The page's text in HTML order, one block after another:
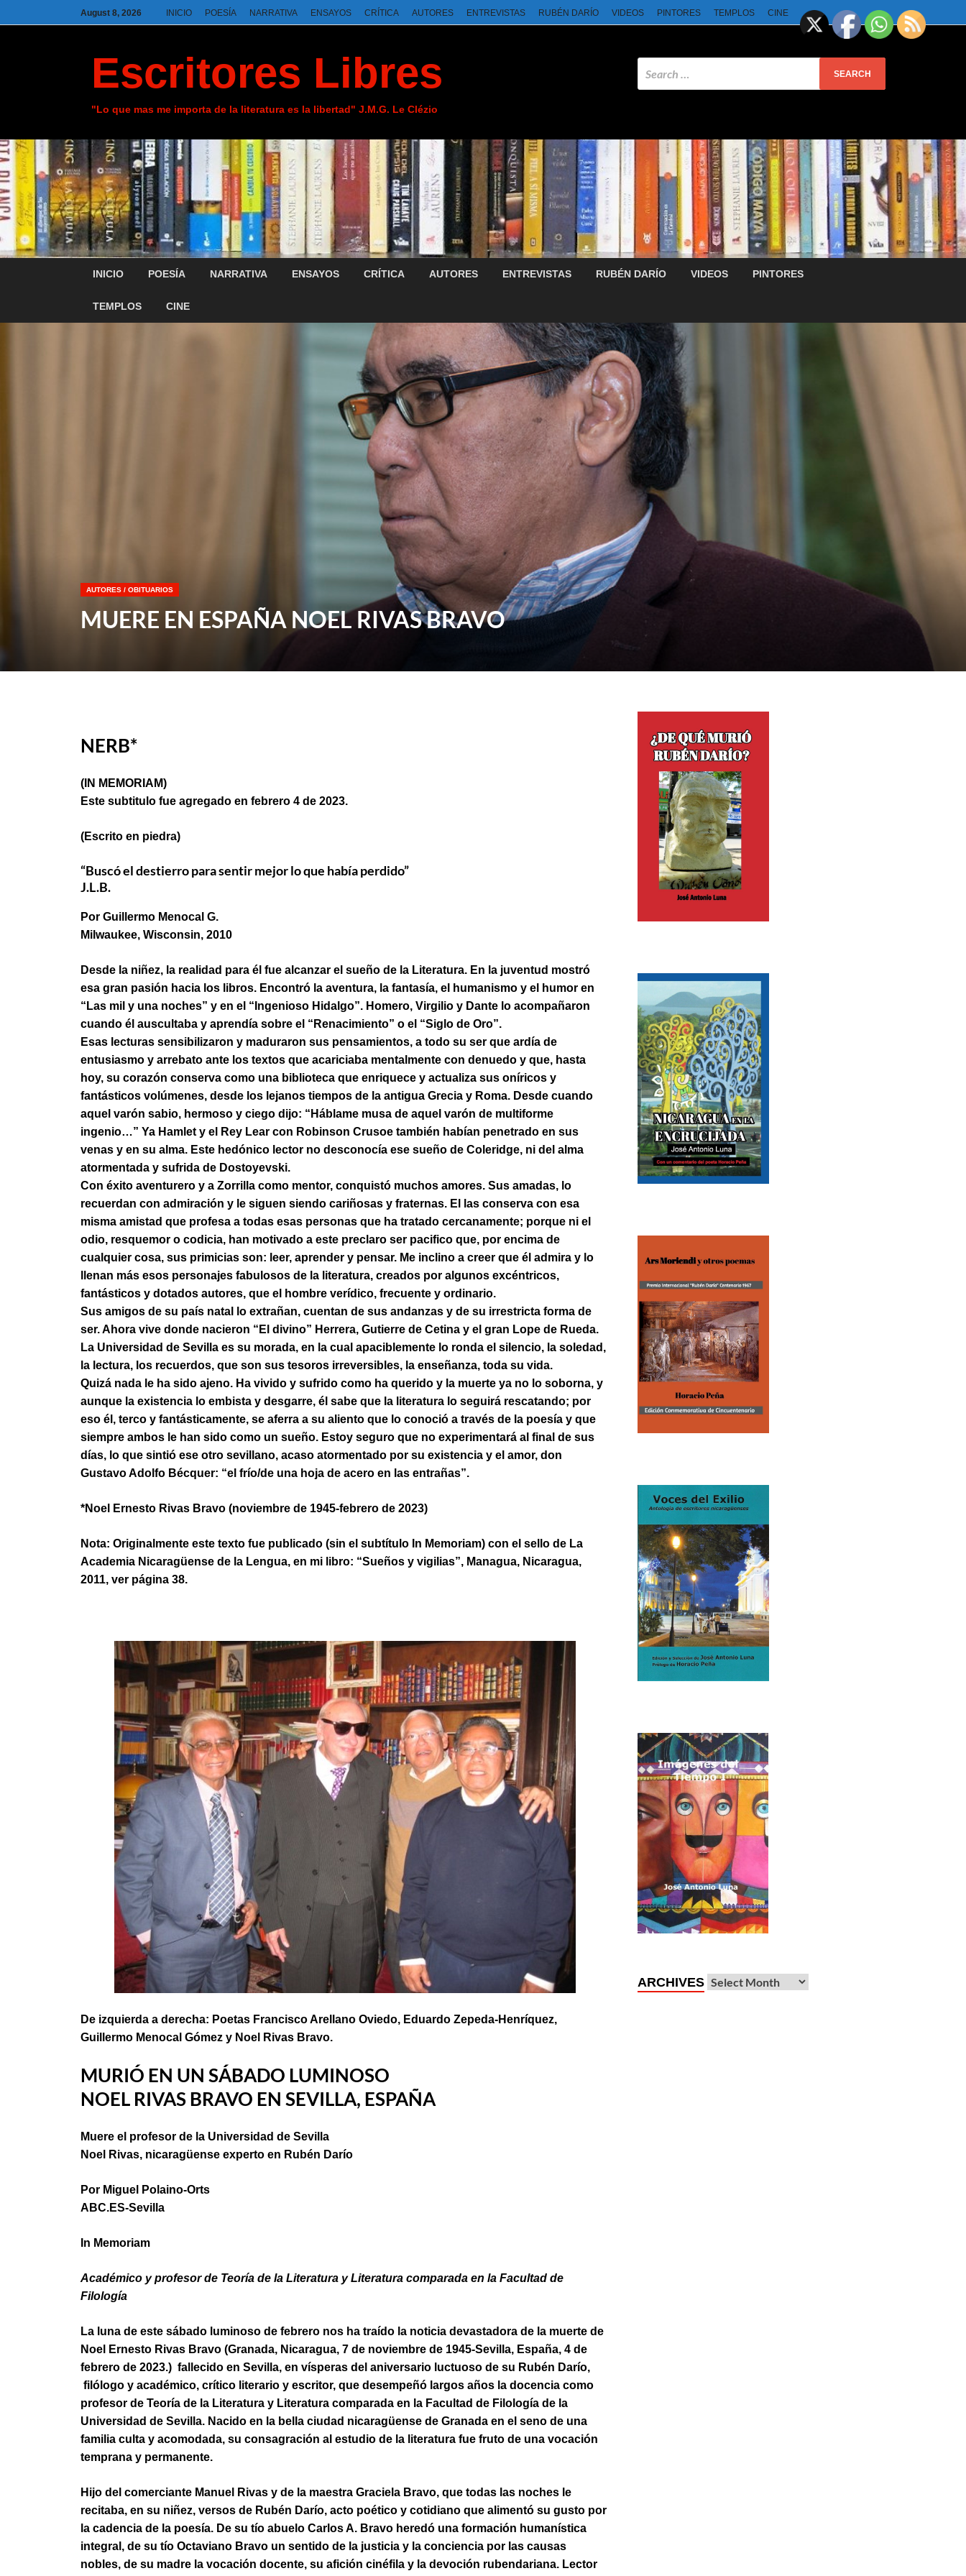
August 8, 2026 INICIO POESÍA NARRATIVA ENSAYOS CRÍTICA AUTORES ENTREVISTAS RUBÉN DARÍO VIDEOS PINTORES TEMPLOS CINE
Escritores Libres
"Lo que mas me importa de la literatura es la libertad" J.M.G. Le Clézio
INICIO POESÍA NARRATIVA ENSAYOS CRÍTICA AUTORES ENTREVISTAS RUBÉN DARÍO VIDEOS PINTORES
TEMPLOS CINE
AUTORES / OBITUARIOS
MUERE EN ESPAÑA NOEL RIVAS BRAVO
NERB*
(IN MEMORIAM)
Este subtitulo fue agregado en febrero 4 de 2023.
(Escrito en piedra)
“Buscó el destierro para sentir mejor lo que había perdido”
J.L.B.
Por Guillermo Menocal G.
Milwaukee, Wisconsin, 2010
Desde la niñez, la realidad para él fue alcanzar el sueño de la Literatura. En la juventud mostró
esa gran pasión hacia los libros. Encontró la aventura, la fantasía, el humanismo y el humor en
“Las mil y una noches” y en el “Ingenioso Hidalgo”. Homero, Virgilio y Dante lo acompañaron
cuando él auscultaba y aprendía sobre el “Renacimiento” o el “Siglo de Oro”.
Esas lecturas sensibilizaron y maduraron sus pensamientos, a todo su ser que ardía de
entusiasmo y arrebato ante los textos que acariciaba mentalmente con denuedo y que, hasta
hoy, su corazón conserva como una biblioteca que enriquece y actualiza sus oníricos y
fantásticos volúmenes, desde los lejanos tiempos de la antigua Grecia y Roma. Desde cuando
aquel varón sabio, hermoso y ciego dijo: “Háblame musa de aquel varón de multiforme
ingenio…” Ya Hamlet y el Rey Lear con Robinson Crusoe también habían penetrado en sus
venas y en su alma. Este hedónico lector no desconocía ese sueño de Coleridge, ni del alma
atormentada y sufrida de Dostoyevski.
Con éxito aventurero y a Zorrilla como mentor, conquistó muchos amores. Sus amadas, lo
recuerdan con admiración y le siguen siendo cariñosas y fraternas. El las conserva con esa
misma amistad que profesa a todas esas personas que ha tratado cercanamente; porque ni el
odio, resquemor o codicia, han motivado a este preclaro ser pacifico que, por encima de
cualquier cosa, sus primicias son: leer, aprender y pensar. Me inclino a creer que él admira y lo
llenan más esos personajes fabulosos de la literatura, creados por algunos excéntricos,
fantásticos y dotados autores, que el hombre verídico, frecuente y ordinario.
Sus amigos de su país natal lo extrañan, cuentan de sus andanzas y de su irrestricta forma de
ser. Ahora vive donde nacieron “El divino” Herrera, Gutierre de Cetina y el gran Lope de Rueda.
La Universidad de Sevilla es su morada, en la cual apaciblemente lo ronda el silencio, la soledad,
la lectura, los recuerdos, que son sus tesoros irreversibles, la enseñanza, toda su vida.
Quizá nada le ha sido ajeno. Ha vivido y sufrido como ha querido y la muerte ya no lo soborna, y
aunque la existencia lo embista y desgarre, él sabe que la literatura lo seguirá rescatando; por
eso él, terco y fantásticamente, se aferra a su aliento que lo conoció a través de la poesía y que
siempre ambos le han sido como un sueño. Estoy seguro que no experimentará al final de sus
días, lo que sintió ese otro sevillano, acaso atormentado por su existencia y el amor, don
Gustavo Adolfo Bécquer: “el frío/de una hoja de acero en las entrañas”.
*Noel Ernesto Rivas Bravo (noviembre de 1945-febrero de 2023)
Nota: Originalmente este texto fue publicado (sin el subtítulo In Memoriam) con el sello de La
Academia Nicaragüense de la Lengua, en mi libro: “Sueños y vigilias”, Managua, Nicaragua,
2011, ver página 38.
De izquierda a derecha: Poetas Francisco Arellano Oviedo, Eduardo Zepeda-Henríquez,
Guillermo Menocal Gómez y Noel Rivas Bravo.
MURIÓ EN UN SÁBADO LUMINOSO
NOEL RIVAS BRAVO EN SEVILLA, ESPAÑA
Muere el profesor de la Universidad de Sevilla
Noel Rivas, nicaragüense experto en Rubén Darío
Por Miguel Polaino-Orts
ABC.ES-Sevilla
In Memoriam
Académico y profesor de Teoría de la Literatura y Literatura comparada en la Facultad de
Filología
La luna de este sábado luminoso de febrero nos ha traído la noticia devastadora de la muerte de
Noel Ernesto Rivas Bravo (Granada, Nicaragua, 7 de noviembre de 1945-Sevilla, España, 4 de
febrero de 2023.) fallecido en Sevilla, en vísperas del aniversario luctuoso de su Rubén Darío,
filólogo y académico, crítico literario y escritor, que desempeñó largos años la docencia como
profesor de Teoría de la Literatura y Literatura comparada en la Facultad de Filología de la
Universidad de Sevilla. Nacido en la bella ciudad nicaragüense de Granada en el seno de una
familia culta y acomodada, su consagración al estudio de la literatura fue fruto de una vocación
temprana y permanente.
Hijo del comerciante Manuel Rivas y de la maestra Graciela Bravo, que todas las noches le
recitaba, en su niñez, versos de Rubén Darío, acto poético y cotidiano que alimentó su gusto por
la cadencia de la poesía. De su tío abuelo Carlos A. Bravo heredó una formación humanística
integral, de su tío Octaviano Bravo un sentido de la justicia y la conciencia por las causas
nobles, de su madre la vocación docente, su afición cinéfila y la devoción rubendariana. Lector
ARCHIVES